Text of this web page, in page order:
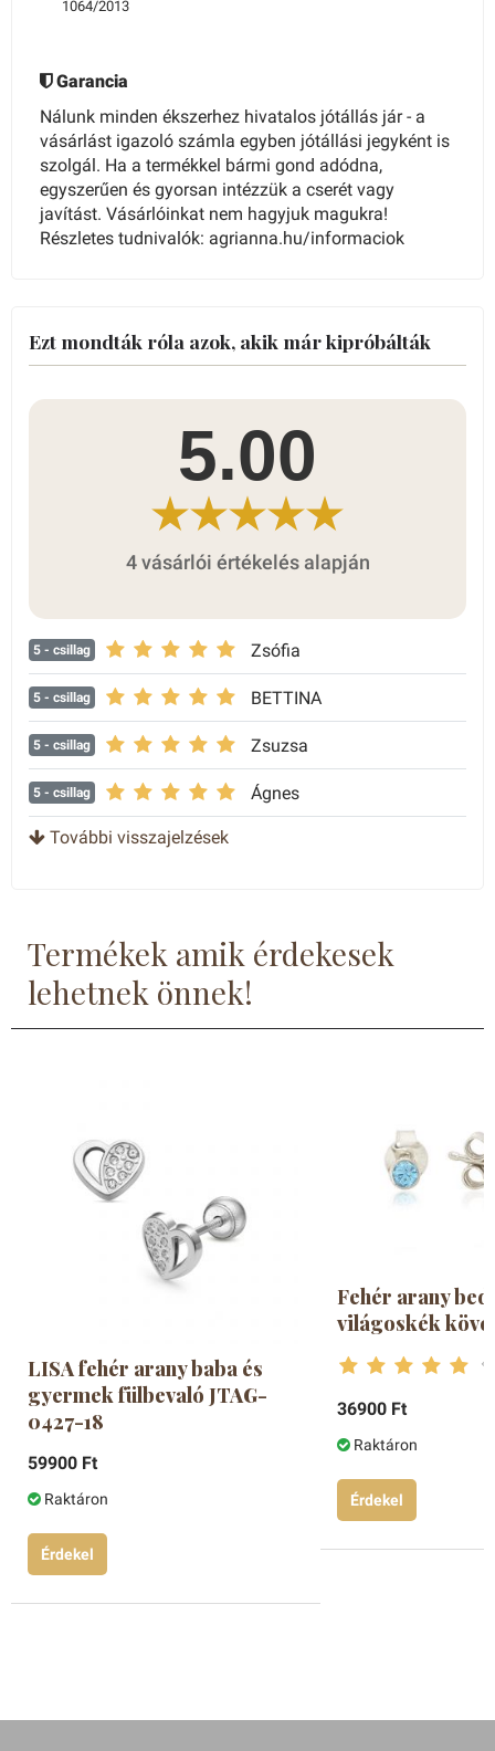
1064/2013
Garancia
Nálunk minden ékszerhez hivatalos jótállás jár - a
vásárlást igazoló számla egyben jótállási jegyként is
szolgál. Ha a termékkel bármi gond adódna,
egyszerűen és gyorsan intézzük a cserét vagy
javítást. Vásárlóinkat nem hagyjuk magukra!
Részletes tudnivalók: agrianna.hu/informaciok
Ezt mondták róla azok, akik már kipróbálták
5.00
4 vásárlói értékelés alapján
5 - csillag Zsófia
5 - csillag BETTINA
5 - csillag Zsuzsa
5 - csillag Ágnes
További visszajelzések
Termékek amik érdekesek
lehetnek önnek!
LISA fehér arany baba és
gyermek fülbevaló JTAG-
0427-18
59900 Ft
Raktáron
Érdekel
Fehér arany
világoskék
36900 Ft
Raktáron
Érdekel